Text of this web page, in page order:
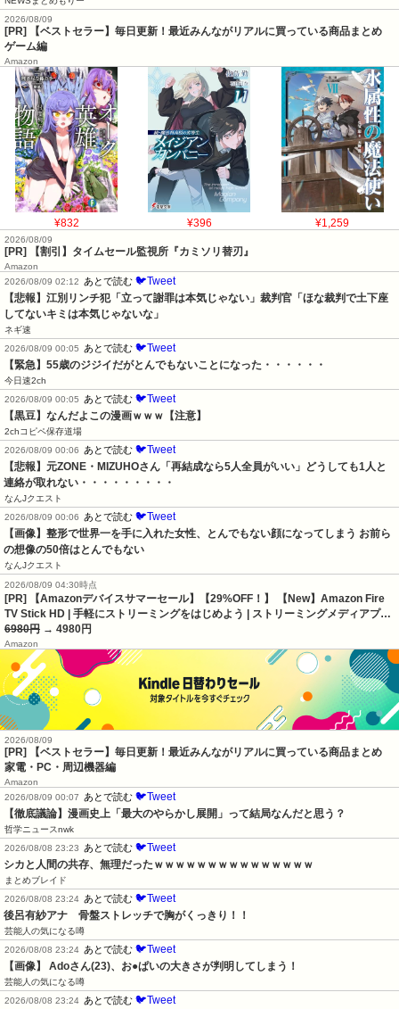
2026/08/09
[PR] 【ベストセラー】毎日更新！最近みんながリアルに買っている商品まとめ
ゲーム編
Amazon
¥832 ¥396 ¥1,259
2026/08/09
[PR] 【割引】タイムセール監視所『カミソリ替刃』
Amazon
2026/08/09 02:12
あとで読む 🐦Tweet
【悲報】江別リンチ犯「立って謝罪は本気じゃない」裁判官「ほな裁判で土下座
してないキミは本気じゃないな」
ネギ速
2026/08/09 00:05
あとで読む 🐦Tweet
【緊急】55歳のジジイだがとんでもないことになった・・・・・・
今日速2ch
2026/08/09 00:05
あとで読む 🐦Tweet
【黒豆】なんだよこの漫画ｗｗｗ【注意】
2chコピペ保存道場
2026/08/09 00:06
あとで読む 🐦Tweet
【悲報】元ZONE・MIZUHOさん「再結成なら5人全員がいい」どうしても1人と
連絡が取れない・・・・・・・・・
なんJクエスト
2026/08/09 00:06
あとで読む 🐦Tweet
【画像】整形で世界一を手に入れた女性、とんでもない顔になってしまう お前ら
の想像の50倍はとんでもない
なんJクエスト
2026/08/09 04:30時点
[PR] 【Amazonデバイスサマーセール】【29%OFF！】 【New】Amazon Fire
TV Stick HD | 手軽にストリーミングをはじめよう | ストリーミングメディアプ…
6980円 → 4980円
Amazon
2026/08/09
[PR] 【ベストセラー】毎日更新！最近みんながリアルに買っている商品まとめ
家電・PC・周辺機器編
Amazon
2026/08/09 00:07
あとで読む 🐦Tweet
【徹底議論】漫画史上「最大のやらかし展開」って結局なんだと思う？
哲学ニュースnwk
2026/08/08 23:23
あとで読む 🐦Tweet
シカと人間の共存、無理だったｗｗｗｗｗｗｗｗｗｗｗｗｗｗｗ
まとめブレイド
2026/08/08 23:24 あとで読む 🐦Tweet
後呂有紗アナ　骨盤ストレッチで胸がくっきり！！
芸能人の気になる噂
2026/08/08 23:24 あとで読む 🐦Tweet
【画像】 Adoさん(23)、お●ぱいの大きさが判明してしまう！
芸能人の気になる噂
2026/08/08 23:24 あとで読む 🐦Tweet